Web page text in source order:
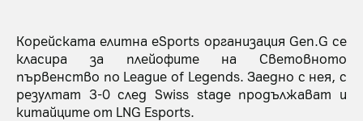
Корейската елитна eSports организация Gen.G се
класира за плейофите на Световното
първенство по League of Legends. Заедно с нея, с
резултат 3-0 след Swiss stage продължават и
китайците от LNG Esports.